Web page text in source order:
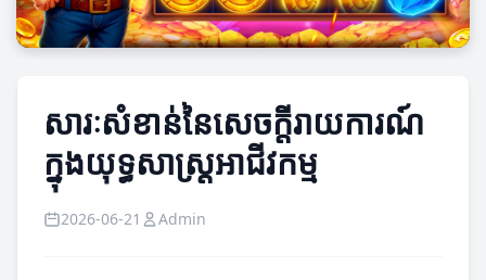
សារៈសំខាន់នៃសេចក្តីរាយការណ៍
ក្នុងយុទ្ធសាស្ត្រអាជីវកម្ម
2026-06-21 Admin